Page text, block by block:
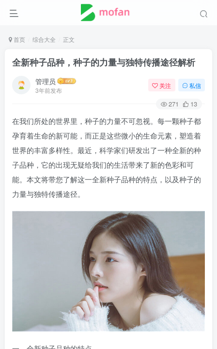
首页 综合大全 正文
全新种子品种，种子的力量与独特传播途径解析
管理员
3年前发布
关注 私信
271 13
在我们所处的世界里，种子的力量不可忽视。每一颗种子都
孕育着生命的新可能，而正是这些微小的生命元素，塑造着
世界的丰富多样性。最近，科学家们研发出了一种全新的种
子品种，它的出现无疑给我们的生活带来了新的色彩和可
能。本文将带您了解这一全新种子品种的特点，以及种子的
力量与独特传播途径。